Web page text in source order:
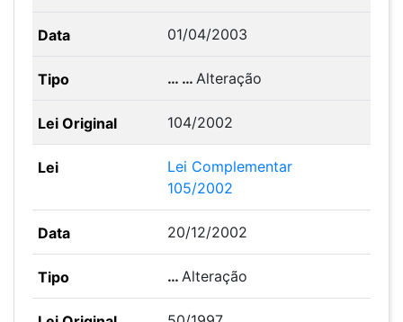
01/04/2003
… …Alteração
104/2002
Lei Complementar
105/2002
20/12/2002
…Alteração